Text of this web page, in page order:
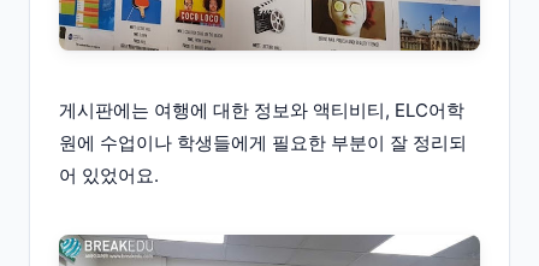
게시판에는 여행에 대한 정보와 액티비티, ELC어학
원에 수업이나 학생들에게 필요한 부분이 잘 정리되
어 있었어요.